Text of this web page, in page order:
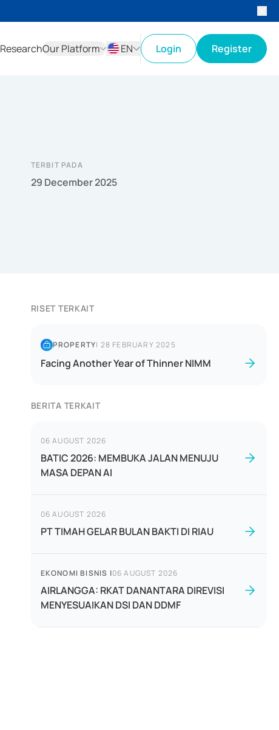
ResearchOur Platform
EN
Login Register
TERBIT PADA
29 December 2025
RISET TERKAIT
PROPERTY| 28 FEBRUARY 2025
Facing Another Year of Thinner NIMM
BERITA TERKAIT
06 AUGUST 2026
BATIC 2026: MEMBUKA JALAN MENUJU
MASA DEPAN AI
06 AUGUST 2026
PT TIMAH GELAR BULAN BAKTI DI RIAU
EKONOMI BISNIS |06 AUGUST 2026
AIRLANGGA: RKAT DANANTARA DIREVISI
MENYESUAIKAN DSI DAN DDMF